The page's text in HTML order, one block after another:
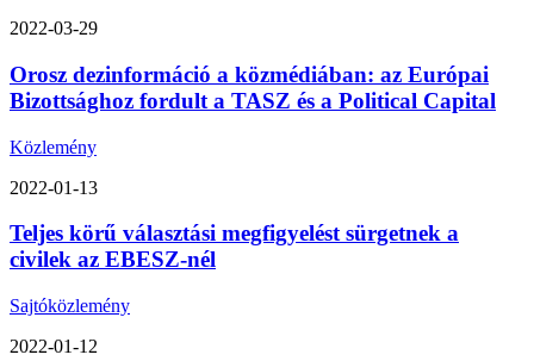
2022-03-29
Orosz dezinformáció a közmédiában: az Európai
Bizottsághoz fordult a TASZ és a Political Capital
Közlemény
2022-01-13
Teljes körű választási megfigyelést sürgetnek a
civilek az EBESZ-nél
Sajtóközlemény
2022-01-12